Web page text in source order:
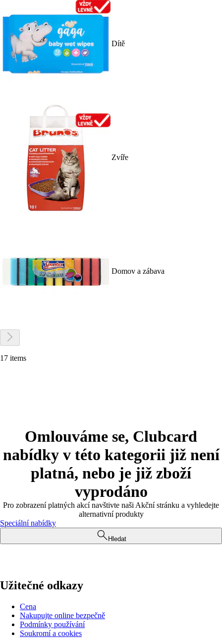
Dítě
Zvíře
Domov a zábava
17 items
Omlouváme se, Clubcard
nabídky v této kategorii již není
platná, nebo je již zboží
vyprodáno
Pro zobrazení platných akcí navštivte naši Akční stránku a vyhledejte
alternativní produkty
Speciální nabídky
Hledat
Užitečné odkazy
Cena
Nakupujte online bezpečně
Podmínky používání
Soukromí a cookies